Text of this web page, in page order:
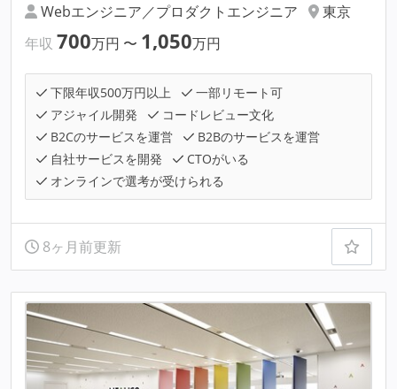
Webエンジニア／プロダクトエンジニア
東京
年収 700万円 〜 1,050万円
下限年収500万円以上
一部リモート可
アジャイル開発
コードレビュー文化
B2Cのサービスを運営
B2Bのサービスを運営
自社サービスを開発
CTOがいる
オンラインで選考が受けられる
8ヶ月前更新